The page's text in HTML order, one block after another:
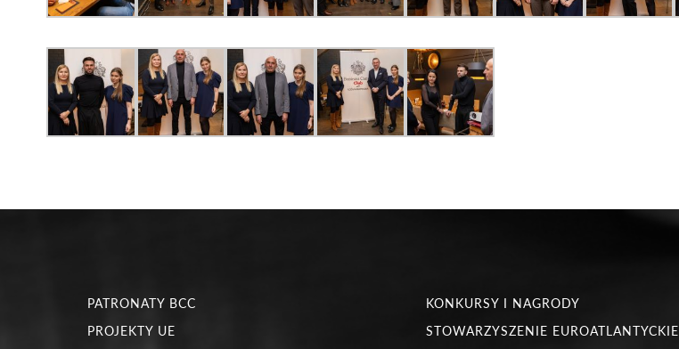
PATRONATY BCC KONKURSY I NAGRODY
PROJEKTY UE
STOWARZYSZENIE EUROATLANTYCKIE